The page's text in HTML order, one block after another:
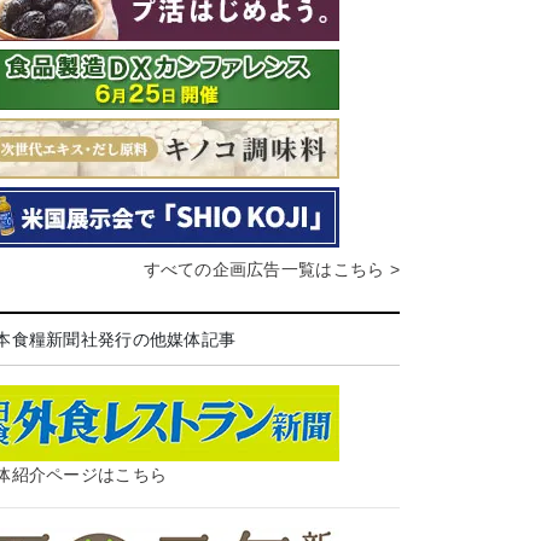
すべての企画広告一覧はこちら >
食糧新聞社発行の他媒体記事
紹介ページはこちら